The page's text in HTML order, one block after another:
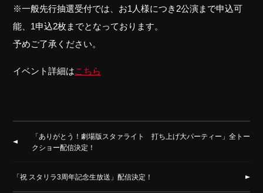
※一般先行抽選受付では、お1人様につき2公演まで申込可
能、1申込2枚までとなっております。
予めご了承ください。
イベント詳細はこちら
「ありがとう！劇場版スタァライト 打ち上げ大パーティー」全トー
クショー配信決定！
「祝 スタリラ3周年記念生放送」配信決定！